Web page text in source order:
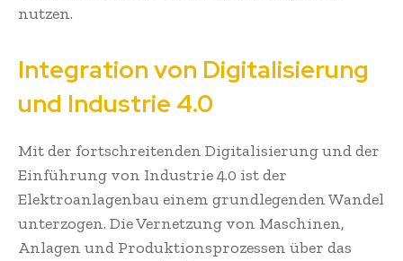
nutzen.
Integration von Digitalisierung
und Industrie 4.0
Mit der fortschreitenden Digitalisierung und der
Einführung von Industrie 4.0 ist der
Elektroanlagenbau einem grundlegenden Wandel
unterzogen. Die Vernetzung von Maschinen,
Anlagen und Produktionsprozessen über das